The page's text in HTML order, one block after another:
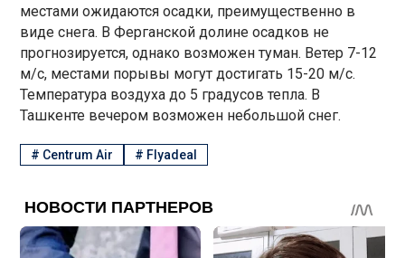
местами ожидаются осадки, преимущественно в
виде снега. В Ферганской долине осадков не
прогнозируется, однако возможен туман. Ветер 7-12
м/с, местами порывы могут достигать 15-20 м/с.
Температура воздуха до 5 градусов тепла. В
Ташкенте вечером возможен небольшой снег.
# Centrum Air # Flyadeal